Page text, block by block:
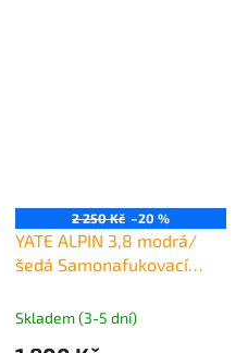
2 250 Kč –20 %
YATE ALPIN 3,8 modrá/
šedá Samonafukovací
Skladem (3-5 dní)